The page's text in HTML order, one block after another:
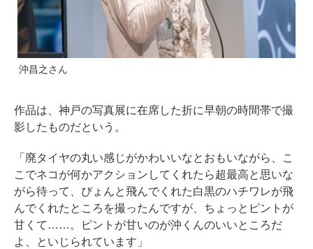
沖昌之さん
作品は、神戸の写真展に在席した折に早朝の時間帯で撮
影したものだという。
「廃タイヤの丸い感じがかわいいなとおもいながら、こ
こでネコが何かアクションしてくれたら超最高と思いな
がら待って、ぴょんと飛んでくれた白黒のハチワレが飛
んでくれたところを撮ったんですが、ちょっとピントが
甘くて……。ピントが甘いのが沖くんのいいところだ
よ、といじられています」